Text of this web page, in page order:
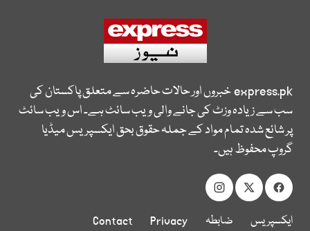
express.pkخبروں اور حالات حاضرہ سے متعلق پاکستان کی
سب سے زیادہ وزٹ کی جانے والی ویب سائٹ ہے۔ اس ویب سائٹ
پر شائع شدہ تمام مواد کے جملہ حقوق بحق ایکسپریس میڈیا
گروپ محفوظ ہیں۔
ایکسپریس
ضابطہ
Privacy
Contact